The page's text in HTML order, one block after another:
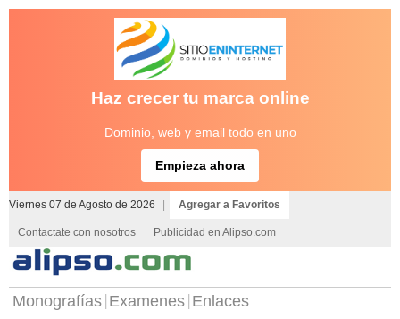
Haz crecer tu marca online
Dominio, web y email todo en uno
Empieza ahora
Viernes 07 de Agosto de 2026 Agregar a Favoritos
Contactate con nosotros Publicidad en Alipso.com
Monografías Examenes Enlaces